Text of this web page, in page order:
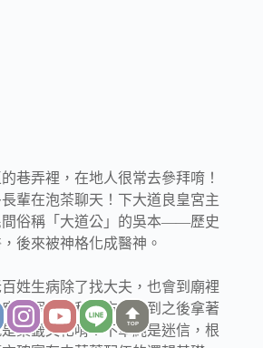
巷弄裡，在地人很常去參拜唷！
輩在泡茶聊天！下大道良皇宮主
間俗稱「大道公」的吳本——歷史
後來被神格化成醫神。
姓生病除了找大夫，也會到廟裡
一個症狀和藥方，抽到之後拿著
藥籤文化唷！不單純是迷信，根
TOP